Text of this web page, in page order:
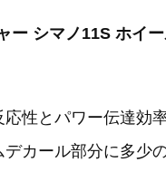
ー シマノ11S ホイー
性とパワー伝達効
カール部分に多少